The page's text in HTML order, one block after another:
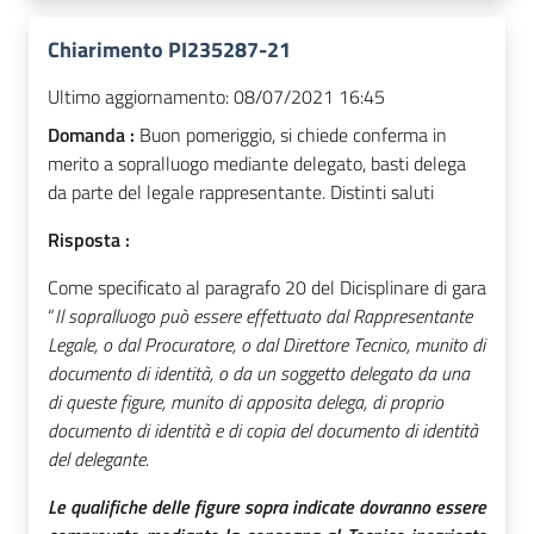
Chiarimento PI235287-21
Ultimo aggiornamento:08/07/2021 16:45
Domanda : Buon pomeriggio, si chiede conferma in
merito a sopralluogo mediante delegato, basti delega
da parte del legale rappresentante. Distinti saluti
Risposta :
Come specificato al paragrafo 20 del Dicisplinare di gara
“Il sopralluogo può essere effettuato dal Rappresentante
Legale, o dal Procuratore, o dal Direttore Tecnico, munito di
documento di identità, o da un soggetto delegato da una
di queste figure, munito di apposita delega, di proprio
documento di identità e di copia del documento di identità
del delegante.
Le qualifiche delle figure sopra indicate dovranno essere